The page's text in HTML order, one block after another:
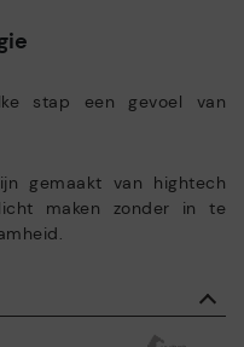
stap een gevoel van
gemaakt van hightech
maken zonder in te